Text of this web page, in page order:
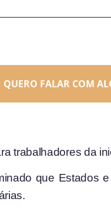
QUERO FALAR COM
trabalhadores da
que